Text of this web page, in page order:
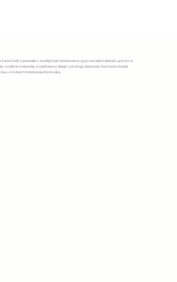
funkčnosť a pohodlie v každej fáze tehotenstva aj po narodení dieťaťa, pričom si
kvalitné materiály a nadčasový dizajn vytvárajú dokonalú harmóniu medzi
v krivkách tehotenského bruška.